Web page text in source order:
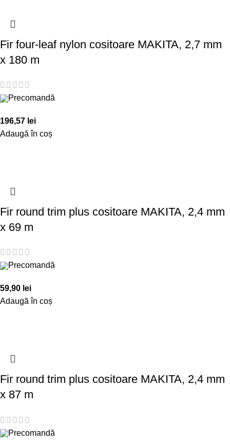
Fir four-leaf nylon cositoare MAKITA, 2,7 mm
x 180 m
Precomandă
196,57 lei
Adaugă în coș
Fir round trim plus cositoare MAKITA, 2,4 mm
x 69 m
Precomandă
59,90 lei
Adaugă în coș
Fir round trim plus cositoare MAKITA, 2,4 mm
x 87 m
Precomandă